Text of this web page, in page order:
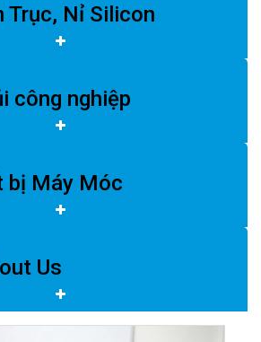
Trục, Nỉ Silicon
công nghiệp
bị Máy Móc
Us